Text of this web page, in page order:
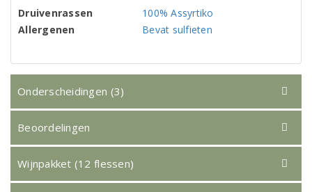
Druivenrassen
100% Assyrtiko
Allergenen
Bevat sulfieten
Onderscheidingen (3)
Beoordelingen
Wijnpakket (12 flessen)